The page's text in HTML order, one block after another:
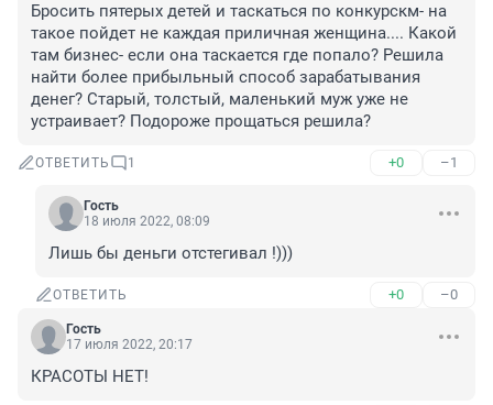
Бросить пятерых детей и таскаться по конкурскм- на
такое пойдет не каждая приличная женщина.... Какой
там бизнес- если она таскается где попало? Решила
найти более прибыльный способ зарабатывания
денег? Старый, толстый, маленький муж уже не
устраивает? Подороже прощаться решила?
ОТВЕТИТЬ 1 +0 –1
Гость
18 июля 2022, 08:09
Лишь бы деньги отстегивал !)))
ОТВЕТИТЬ +0 –0
Гость
17 июля 2022, 20:17
КРАСОТЫ НЕТ!